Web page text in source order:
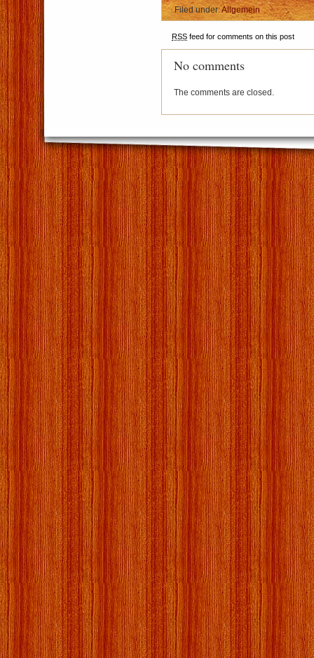
Filed under:Allgemein
RSS feed for comments on this post
No comments
The comments are closed.